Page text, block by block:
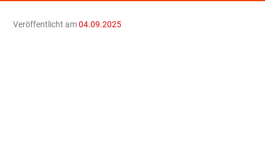
Veröffentlicht am04.09.2025